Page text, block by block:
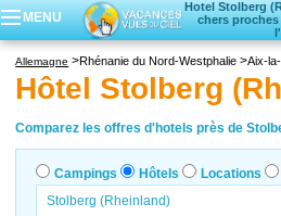
MENU
Hotel Stolberg
chers
Hôtels
Locations
Villages
Allemagne Rhénanie du Nord-Westphalie Aix-
Hôtel Stolberg
Comparez les offres d'hotels près de
Campings Hôtels Locations